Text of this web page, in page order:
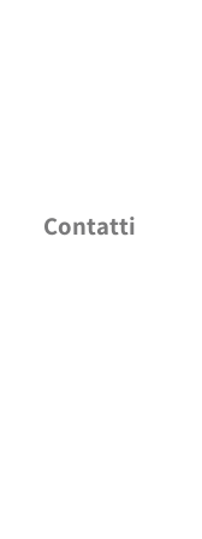
Contatti